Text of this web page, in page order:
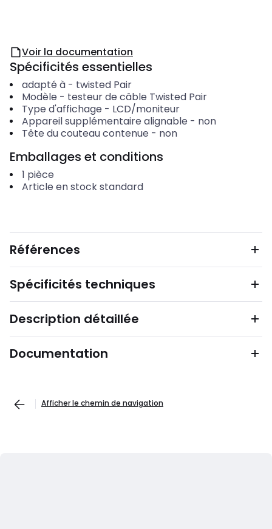
Voir la documentation
Spécificités essentielles
adapté à- twisted Pair
Modèle - testeur de câble Twisted Pair
Type d'affichage - LCD/moniteur
Appareil supplémentaire alignable - non
Tête du couteau contenue - non
Emballages et conditions
1 pièce
Article en stock standard
Références
Spécificités techniques
Description détaillée
Documentation
Afficher le chemin de navigation